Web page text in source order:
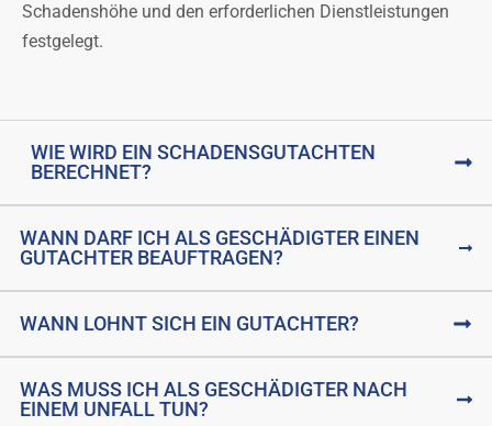
Schadenshöhe und den erforderlichen Dienstleistungen
festgelegt.
WIE WIRD EIN SCHADENSGUTACHTEN
BERECHNET?
WANN DARF ICH ALS GESCHÄDIGTER EINEN
GUTACHTER BEAUFTRAGEN?
WANN LOHNT SICH EIN GUTACHTER?
WAS MUSS ICH ALS GESCHÄDIGTER NACH
EINEM UNFALL TUN?